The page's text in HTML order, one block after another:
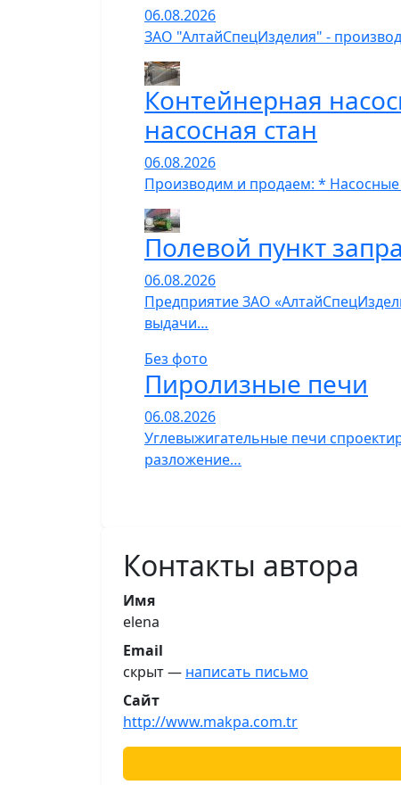
06.08.2026
ЗАО "АлтайСпецИзделия" -
Контейнерная
насосная стан
06.08.2026
Производим и продаем: * Насосные
Полевой пункт
06.08.2026
Предприятие ЗАО
выдачи…
Без фото
Пиролизные печи
06.08.2026
Углевыжигательные печи
разложение…
Контакты автора
Имя
elena
Email
скрыт — написать письмо
Сайт
http://www.makpa.com.tr